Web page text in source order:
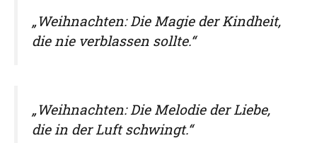
„Weihnachten: Die Magie der Kindheit,
die nie verblassen sollte.“
„Weihnachten: Die Melodie der Liebe,
die in der Luft schwingt.“